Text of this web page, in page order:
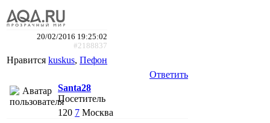
20/02/2016 19:25:02
#2188837
Нравится kuskus, Пефон
Ответить
Santa28
Посетитель
120 7 Москва